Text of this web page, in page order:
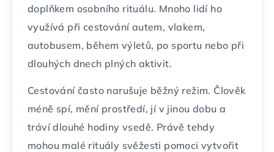
doplňkem osobního rituálu. Mnoho lidí ho
využívá při cestování autem, vlakem,
autobusem, během výletů, po sportu nebo při
dlouhých dnech plných aktivit.
Cestování často narušuje běžný režim. Člověk
méně spí, mění prostředí, jí v jinou dobu a
tráví dlouhé hodiny vsedě. Právě tehdy
mohou malé rituály svěžesti pomoci vytvořit